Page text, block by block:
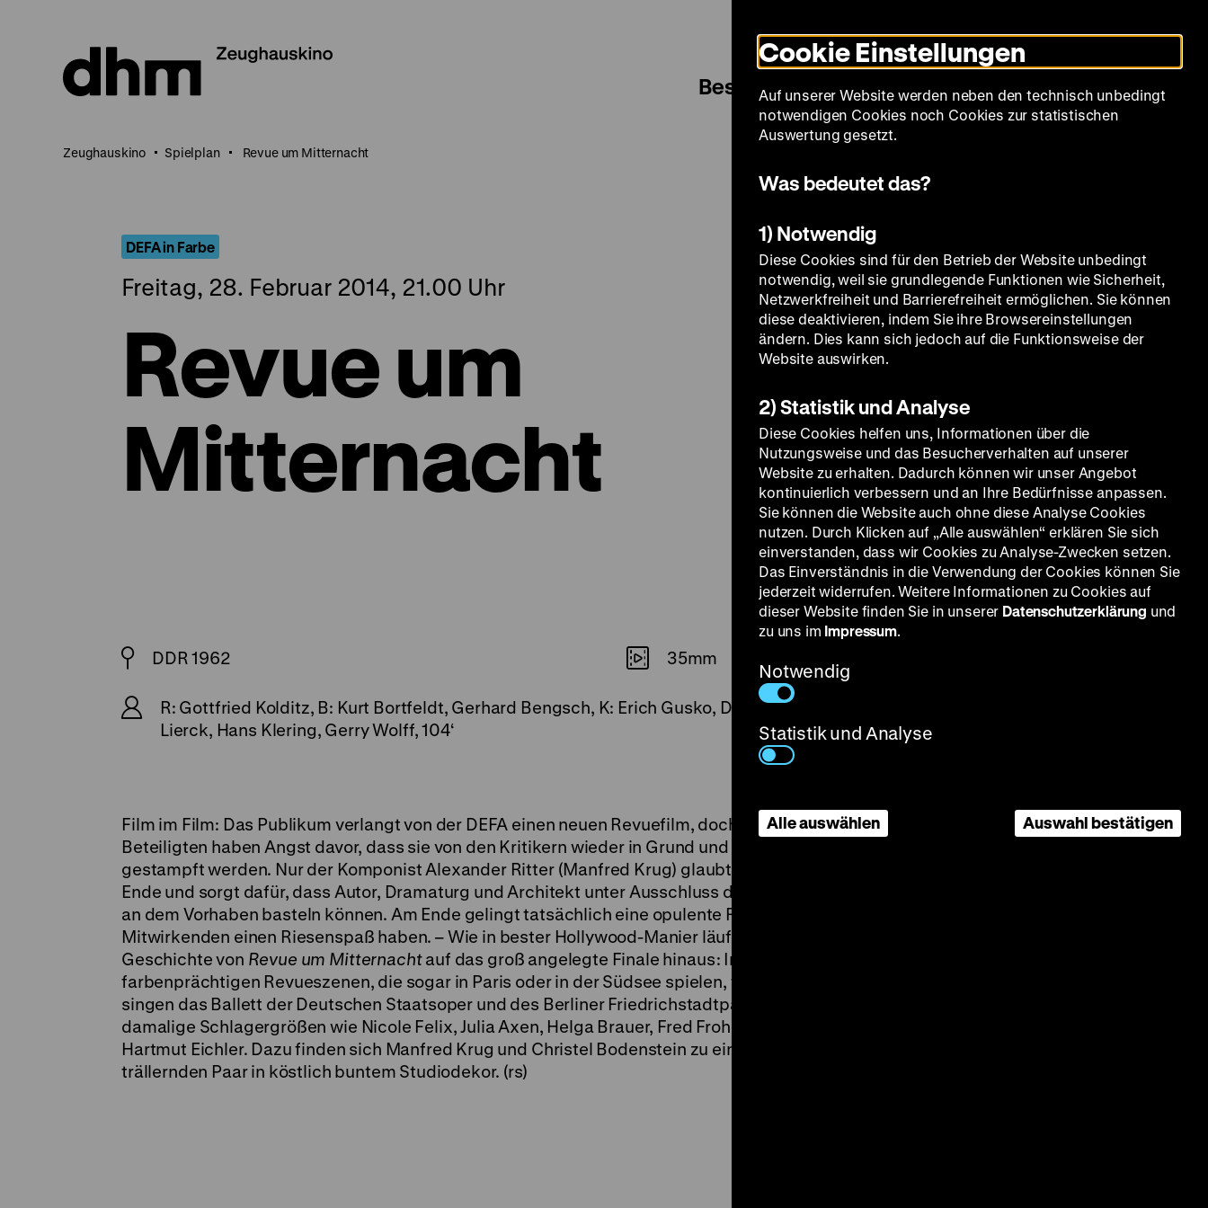
Seiteninhalt
springen
Modus
umschalten
Sprache
Besuch Spielplan Filmreihen Über uns
Zeughauskino Spielplan Revue um Mitternacht
DEFA in Farbe
Freitag, 28. Februar 2014, 21.00 Uhr
Revue um
Mitternacht
DDR 1962 35mm
R: Gottfried Kolditz, B: Kurt Bortfeldt, Gerhard Bengsch, K: Erich Gusko, D: Manfred Krug, Christel Bodenstein, Werner
Lierck, Hans Klering, Gerry Wolff, 104‘
Film im Film: Das Publikum verlangt von der DEFA einen neuen Revuefilm, doch alle potentiell
Beteiligten haben Angst davor, dass sie von den Kritikern wieder in Grund und Boden
gestampft werden. Nur der Komponist Alexander Ritter (Manfred Krug) glaubt an ein gutes
Ende und sorgt dafür, dass Autor, Dramaturg und Architekt unter Ausschluss der Öffentlichkeit
an dem Vorhaben basteln können. Am Ende gelingt tatsächlich eine opulente Revue, an der alle
Mitwirkenden einen Riesenspaß haben. – Wie in bester Hollywood-Manier läuft auch die
Geschichte von Revue um Mitternachtauf das groß angelegte Finale hinaus: In
farbenprächtigen Revueszenen, die sogar in Paris oder in der Südsee spielen, tanzen und
singen das Ballett der Deutschen Staatsoper und des Berliner Friedrichstadtpalastes,
damalige Schlagergrößen wie Nicole Felix, Julia Axen, Helga Brauer, Fred Frohberg und
Hartmut Eichler. Dazu finden sich Manfred Krug und Christel Bodenstein zu einem Liebeslieder
trällernden Paar in köstlich buntem Studiodekor. (rs)
Cookie Einstellungen
Auf unserer Website werden neben den technisch unbedingt
notwendigen Cookies noch Cookies zur statistischen
Auswertung gesetzt.
Was bedeutet das?
1) Notwendig
Diese Cookies sind für den Betrieb der Website unbedingt
notwendig, weil sie grundlegende Funktionen wie Sicherheit,
Netzwerkfreiheit und Barrierefreiheit ermöglichen. Sie können
diese deaktivieren, indem Sie ihre Browsereinstellungen
ändern. Dies kann sich jedoch auf die Funktionsweise der
Website auswirken.
2) Statistik und Analyse
Diese Cookies helfen uns, Informationen über die
Nutzungsweise und das Besucherverhalten auf unserer
Website zu erhalten. Dadurch können wir unser Angebot
kontinuierlich verbessern und an Ihre Bedürfnisse anpassen.
Sie können die Website auch ohne diese Analyse Cookies
nutzen. Durch Klicken auf „Alle auswählen“ erklären Sie sich
einverstanden, dass wir Cookies zu Analyse-Zwecken setzen.
Das Einverständnis in die Verwendung der Cookies können Sie
jederzeit widerrufen. Weitere Informationen zu Cookies auf
dieser Website finden Sie in unserer Datenschutzerklärung und
zu uns im Impressum.
Notwendig
Statistik und Analyse
Alle auswählen Auswahl bestätigen